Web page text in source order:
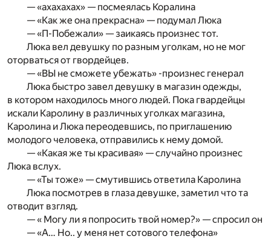
— «ахахахах» — посмеялась Коралина
— «Как же она прекрасна» — подумал Люка
— «П-Побежали» — заикаясь произнес тот.
Люка вел девушку по разным уголкам, но не мог
оторваться от гвордейцев.
— «ВЫ не сможете убежать» -произнес генерал
Люка быстро завел девушку в магазин одежды,
в котором находилось много людей. Пока гвардейцы
искали Каролину в различных уголках магазина,
Каролина и Люка переодевшись, по приглашению
молодого человека, отправились к нему домой.
— «Какая же ты красивая» — случайно произнес
Люка вслух.
— «Ты тоже» — смутившись ответила Каролина
Люка посмотрев в глаза девушке, заметил что та
отводит взгляд.
— « Могу ли я попросить твой номер?» — спросил он
— «А… Но.. у меня нет сотового телефона»